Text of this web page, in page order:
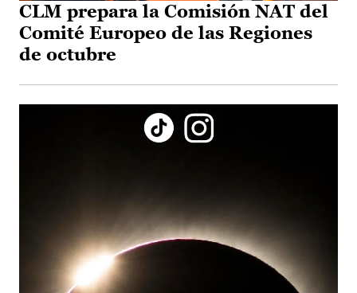
CLM prepara la Comisión NAT del
Comité Europeo de las Regiones
de octubre